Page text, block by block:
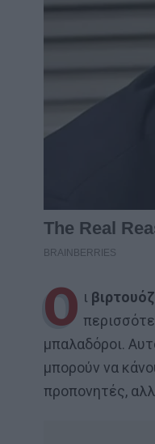
Ο ι
μπαλαδόροι.
μπορούν να
προπονητές,